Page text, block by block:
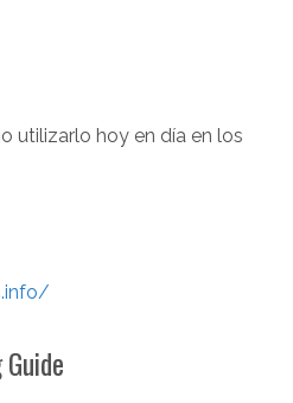
utilizarlo hoy en día en los